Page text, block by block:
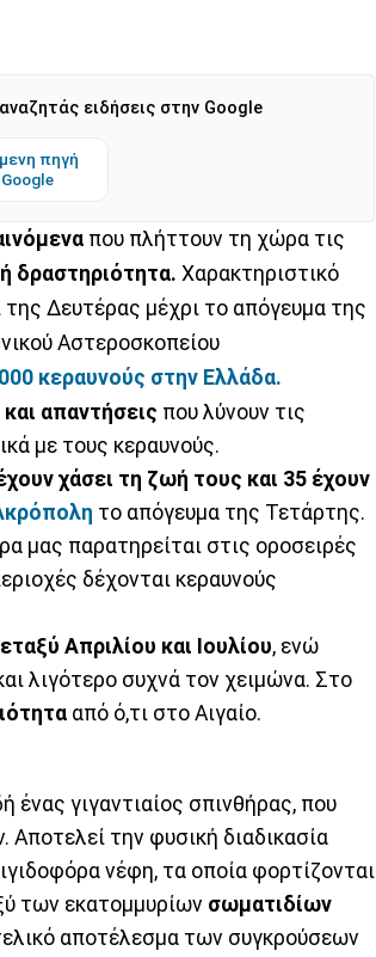
ειδήσεις στην Google
πηγή
που πλήττουν τη χώρα τις
δραστηριότητα. Χαρακτηριστικό
της Δευτέρας μέχρι το απόγευμα της
Αστεροσκοπείου
κεραυνούς στην Ελλάδα.
απαντήσεις που λύνουν τις
με τους κεραυνούς.
χάσει τη ζωή τους και 35 έχουν
το απόγευμα της Τετάρτης.
μας παρατηρείται στις οροσειρές
δέχονται κεραυνούς
Απριλίου και Ιουλίου, ενώ
λιγότερο συχνά τον χειμώνα. Στο
από ό,τι στο Αιγαίο.
ένας γιγαντιαίος σπινθήρας, που
Αποτελεί την φυσική διαδικασία
νέφη, τα οποία φορτίζονται
των εκατομμυρίων σωματιδίων
αποτέλεσμα των συγκρούσεων